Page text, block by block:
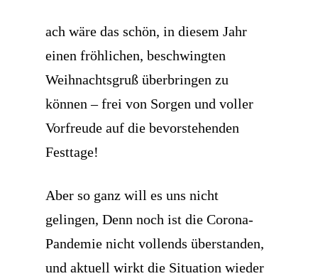
ach wäre das schön, in diesem Jahr
einen fröhlichen, beschwingten
Weihnachtsgruß überbringen zu
können – frei von Sorgen und voller
Vorfreude auf die bevorstehenden
Festtage!
Aber so ganz will es uns nicht
gelingen, Denn noch ist die Corona-
Pandemie nicht vollends überstanden,
und aktuell wirkt die Situation wieder